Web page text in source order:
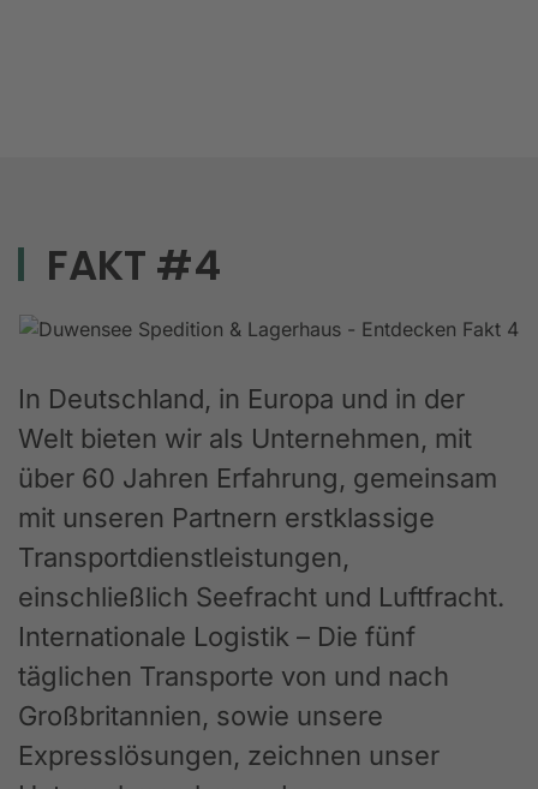
FAKT #4
In Deutschland, in Europa und in der
Welt bieten wir als Unternehmen, mit
über 60 Jahren Erfahrung, gemeinsam
mit unseren Partnern erstklassige
Transportdienstleistungen,
einschließlich Seefracht und Luftfracht.
Internationale Logistik – Die fünf
täglichen Transporte von und nach
Großbritannien, sowie unsere
Expresslösungen, zeichnen unser